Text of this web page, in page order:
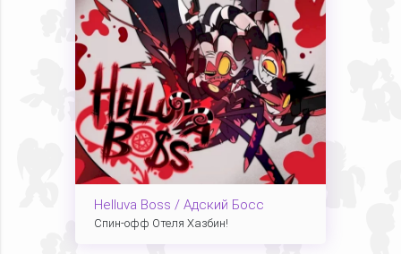
Helluva Boss / Адский Босс
Спин-офф Отеля Хазбин!